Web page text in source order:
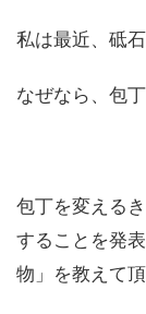
私は最近、砥
なぜなら、包
包丁を変える
することを発
物」を教えて